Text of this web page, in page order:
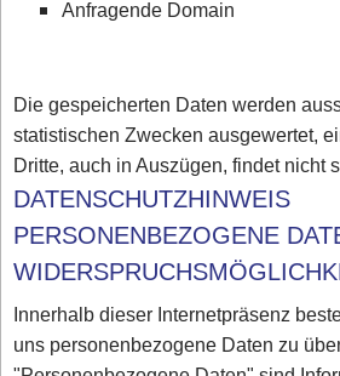
Anfragende Domain
Die gespeicherten Daten werden
statistischen Zwecken ausgewertet,
Dritte, auch in Auszügen, findet nicht
DATENSCHUTZHINWEIS
PERSONENBEZOGENE
Innerhalb dieser Internetpräsenz
uns personenbezogene Daten zu